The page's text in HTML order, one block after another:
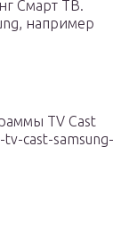
Смарт ТВ.
например
TV Cast
cast-samsung-